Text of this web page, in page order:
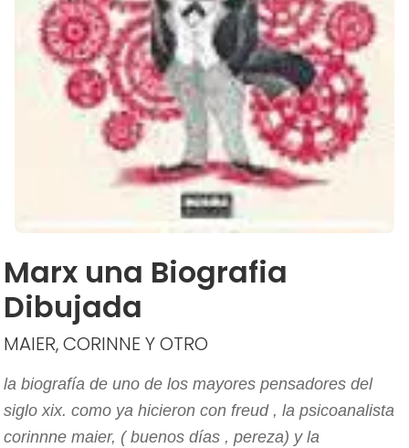
Marx una Biografia
Dibujada
MAIER, CORINNE Y OTRO
la biografía de uno de los mayores pensadores del
siglo xix. como ya hicieron con freud , la psicoanalista
corinnne maier, ( buenos días , pereza) y la